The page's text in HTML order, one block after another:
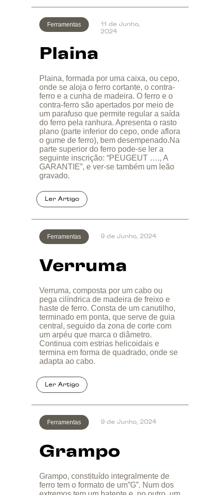
Ferramentas
Plaina
11 de Junho,
2024
Plaina, formada por uma caixa, ou cepo,
onde se aloja o ferro cortante, o contra-
ferro e a cunha de madeira. O ferro e o
contra-ferro são apertados por meio de
um parafuso que permite regular a saída
do ferro pela ranhura. Apresenta o rasto
plano (parte inferior do cepo, onde aflora
o gume de ferro), bem desempenado.Na
parte superior do ferro pode-se ler a
seguinte inscrição: “PEUGEUT …., A
GARANTIE”, e ver-se também um leão
gravado.
Ferramentas
Verruma
9 de Junho, 2024
Verruma, composta por um cabo ou
pega cilíndrica de madeira de freixo e
haste de ferro. Consta de um canutilho,
terminado em ponta, que serve de guia
central, seguido da zona de corte com
um arpéu que marca o diâmetro.
Continua com estrias helicoidais e
termina em forma de quadrado, onde se
adapta ao cabo.
Ferramentas
Grampo
9 de Junho, 2024
Grampo, constituído integralmente de
ferro tem o formato de um”G”. Num dos